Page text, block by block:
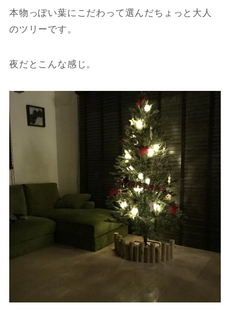
本物っぽい葉にこだわって選んだちょっと大人
のツリーです。
夜だとこんな感じ。